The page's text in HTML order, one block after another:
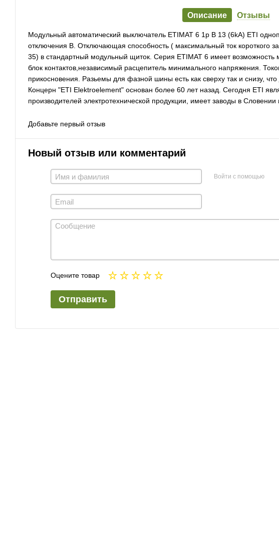
Описание Отзывы
Модульный автоматический выключатель ETIMAT 6 1p В 13 (6kA) ETI
отключения В. Отключающая способность ( максимальный ток короткого
35) в стандартный модульный щиток. Серия ETIMAT 6 имеет возможность
блок контактов,независимый расцепитель минимального напряжения.
прикосновения. Разьемы для фазной шины есть как сверху так и снизу,
Концерн "ETI Elektroelement" основан более 60 лет назад. Сегодня ETI
производителей электротехнической продукции, имеет заводы в Словении
Добавьте первый отзыв
Новый отзыв или комментарий
Войти с помощью
Оцените товар
Отправить